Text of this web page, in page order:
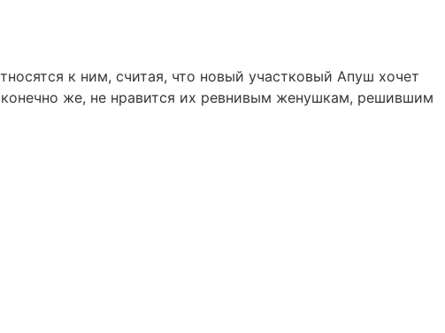
к ним, считая, что новый участковый Апуш хочет
конечно же, не нравится их ревнивым женушкам, решившим